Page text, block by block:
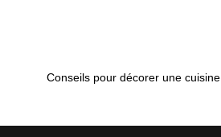
Conseils pour décorer une cuisine